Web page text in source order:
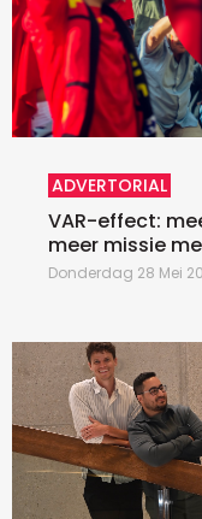
ADVERTORIAL
VAR-effect:
meer missie
Donderdag 28 Mei